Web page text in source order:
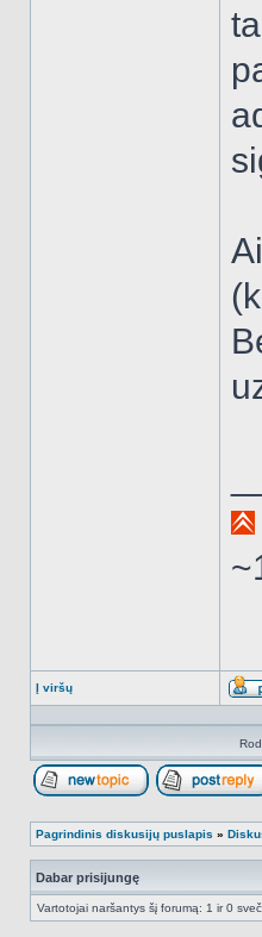
Į viršų
Pagrindinis diskusijų puslapis »
Dabar prisijungę
Vartotojai naršantys šį forumą: 1 ir 0